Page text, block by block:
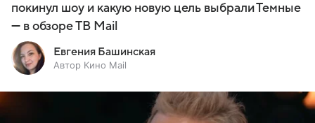
покинул шоу и какую новую цель выбрали Темные
— в обзоре ТВ Mail
Евгения Башинская
Автор Кино Mail